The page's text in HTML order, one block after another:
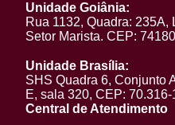
Unidade Goiânia:
Rua 1132, Quadra: 235A,
Setor Marista. CEP:
Unidade Brasília:
SHS Quadra 6, Conjunto
E, sala 320, CEP:
Central de Atendimento